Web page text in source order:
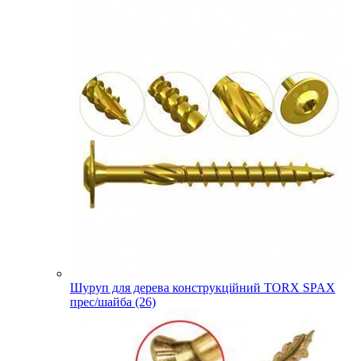
Шуруп для дерева конструкційний TORX SPAX
прес/шайба (26)